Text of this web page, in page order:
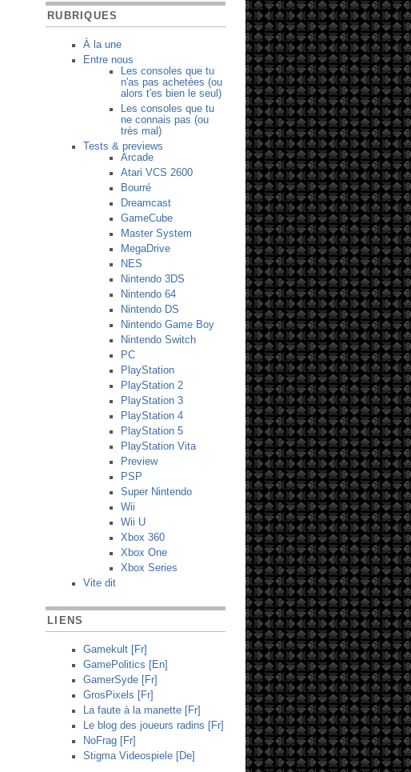
RUBRIQUES
À la une
Entre nous
Les consoles que tu
n'as pas achetées (ou
alors t'es bien le seul)
Les consoles que tu
ne connais pas (ou
très mal)
Tests & previews
Arcade
Atari VCS 2600
Bourré
Dreamcast
GameCube
Master System
MegaDrive
NES
Nintendo 3DS
Nintendo 64
Nintendo DS
Nintendo Game Boy
Nintendo Switch
PC
PlayStation
PlayStation 2
PlayStation 3
PlayStation 4
PlayStation 5
PlayStation Vita
Preview
PSP
Super Nintendo
Wii
Wii U
Xbox 360
Xbox One
Xbox Series
Vite dit
LIENS
Gamekult [Fr]
GamePolitics [En]
GamerSyde [Fr]
GrosPixels [Fr]
La faute à la manette [Fr]
Le blog des joueurs radins [Fr]
NoFrag [Fr]
Stigma Videospiele [De]